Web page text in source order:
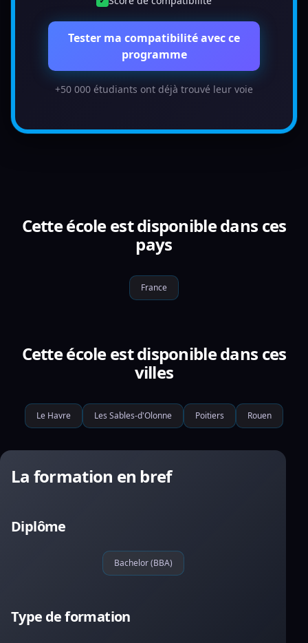
Tester ma compatibilité avec ce
programme
+50 000 étudiants ont déjà trouvé leur voie
Cette école est disponible dans ces
pays
France
Cette école est disponible dans ces
villes
Le Havre Les Sables-d'Olonne Poitiers Rouen
La formation en bref
Diplôme
Bachelor (BBA)
Type de formation